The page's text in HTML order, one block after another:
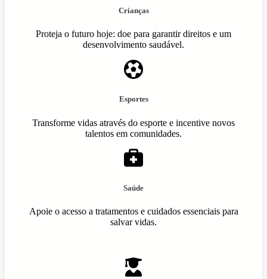
Crianças
Proteja o futuro hoje: doe para garantir direitos e um
desenvolvimento saudável.
Esportes
Transforme vidas através do esporte e incentive novos
talentos em comunidades.
Saúde
Apoie o acesso a tratamentos e cuidados essenciais para
salvar vidas.